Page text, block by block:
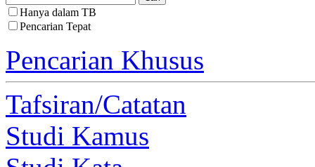
Hanya dalam TB
Pencarian Tepat
Pencarian Khusus
Tafsiran/Catatan
Studi Kamus